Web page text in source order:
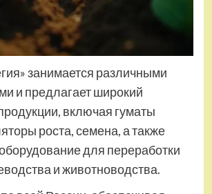
занимается различными
и предлагает широкий
включая гуматы
роста, семена, а также
для переработки
и животноводства.